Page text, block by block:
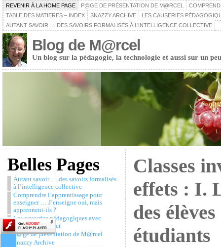
REVENIR À LA HOME PAGE P@GE DE PRÉSENTATION DE M@RCEL
TABLE DES MATIERES – INDEX
SNAZZY ARCHIVE
LES CAUSERIES
AUTANT SAVOIR … DES SAVOIRS FORMALISÉS À L’INTELLIGENCE COLLECTIVE
Blog de M@rcel
Un blog sur la pédagogie, la technologie et aussi sur un
Belles Pages
Autant savoir … des savoirs formalisés
à l’intelligence collective
Comprendre l’apprentissage pour
enseigner … J’enseigne oui, mais
apprennent-ils ?
Les causeries pédagogiques avec
Christophe Batier
P@ge de présentation de M@rcel
Snazzy Archive
Classes
effets : I.
des
étudiants